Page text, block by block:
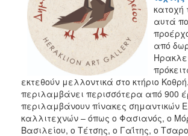
ΑΝΘΕΚΤΙΚΗ
κατοχή
αυτά
από
εκτεθούν μελλοντικά στο κτήριο
περιλαμβάνει περισσότερα από 900
περιλαμβάνουν πίνακες σημαντικών
καλλιτεχνών – όπως ο Φασιανός, ο
Βασιλείου, ο Τέτσης, ο Γαΐτης, ο